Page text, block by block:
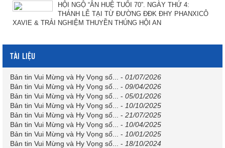
HỘI NGỘ “ÂN HUỆ TUỔI 70”. NGÀY THỨ 4:
THÁNH LỄ TẠI TỪ ĐƯỜNG ĐĐK ĐHY PHANXICÔ
XAVIE & TRẢI NGHIỆM THUYỀN THÚNG HỘI AN
TÀI LIỆU
Bản tin Vui Mừng và Hy Vọng số... - 01/07/2026
Bản tin Vui Mừng và Hy Vọng số...
- 09/04/2026
Bản tin Vui Mừng và Hy Vọng số...
- 05/01/2026
Bản tin Vui Mừng và Hy Vọng số...
- 10/10/2025
Bản tin Vui Mừng và Hy Vọng số...
- 21/07/2025
Bản tin Vui Mừng và Hy Vọng số...
- 10/04/2025
Bản tin Vui Mừng và Hy Vọng số...
- 10/01/2025
Bản tin Vui Mừng và Hy Vọng số...
- 18/10/2024